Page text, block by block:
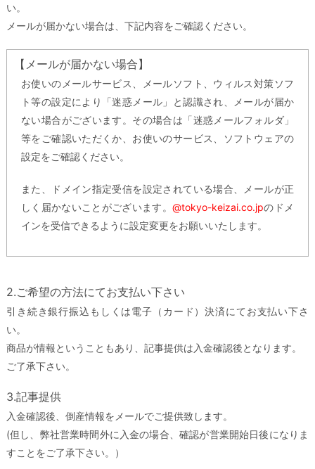
い。
メールが届かない場合は、下記内容をご確認ください。
【メールが届かない場合】
お使いのメールサービス、メールソフト、ウィルス対策ソフ
ト等の設定により「迷惑メール」と認識され、メールが届か
ない場合がございます。その場合は「迷惑メールフォルダ」
等をご確認いただくか、お使いのサービス、ソフトウェアの
設定をご確認ください。
また、ドメイン指定受信を設定されている場合、メールが正
しく届かないことがございます。@tokyo-keizai.co.jpのドメ
インを受信できるように設定変更をお願いいたします。
2.ご希望の方法にてお支払い下さい
引き続き銀行振込もしくは電子（カード）決済にてお支払い下さ
い。
商品が情報ということもあり、記事提供は入金確認後となります。
ご了承下さい。
3.記事提供
入金確認後、倒産情報をメールでご提供致します。
(但し、弊社営業時間外に入金の場合、確認が営業開始日後になりま
すことをご了承下さい。）